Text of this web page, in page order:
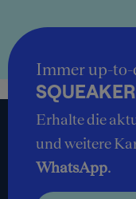
Immer up-
Erhalte die
und weitere
WhatsApp.